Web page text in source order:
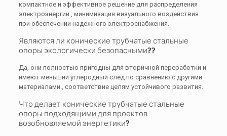
компактное и эффективное решение для распределения
электроэнергии., минимизация визуального воздействия
при обеспечении надежного электроснабжения.
Являются ли конические трубчатые стальные
опоры экологически безопасными??
Да, они полностью пригодны для вторичной переработки и
имеют меньший углеродный след по сравнению с другими
материалами., соответствие целям устойчивого развития.
Что делает конические трубчатые стальные
опоры подходящими для проектов
возобновляемой энергетики?